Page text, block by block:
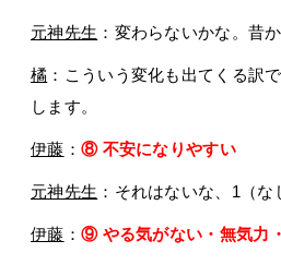
元神先生 ：変わらないかな。昔
橘 ：こういう変化も出てくる訳
します。
伊藤 ： ⑧ 不安になりやすい
元神先生 ：それはないな、1（な
伊藤 ： ⑨ やる気がない・無気力